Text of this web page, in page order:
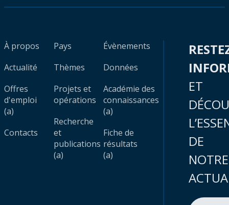
À propos
Actualité
Offres
d'emploi
(a)
Contacts
Pays
Thèmes
Projets et
opérations
Recherche
et
publications
(a)
Évènements
Données
Académie des
connaissances
(a)
Fiche de
résultats
(a)
ET
DE
NOTRE